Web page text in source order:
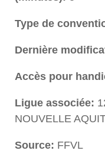
Type de
Dernière
Accès pour
Ligue associée:
NOUVELLE
Source: FFVL